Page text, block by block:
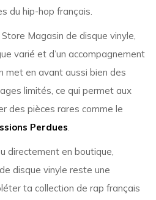
du hip-hop français.
Magasin de disque vinyle,
varié et d’un accompagnement
met en avant aussi bien des
limités, ce qui permet aux
des pièces rares comme le
Perdues.
directement en boutique,
disque vinyle reste une
ta collection de rap français